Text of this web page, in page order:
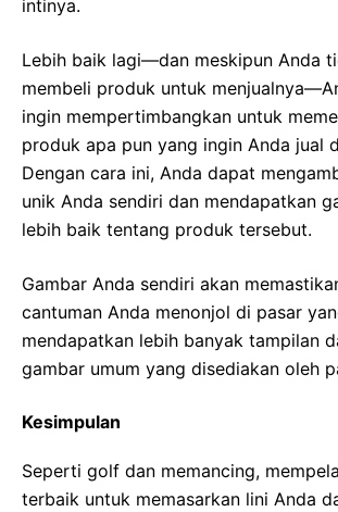
intinya.
Lebih baik lagi—dan meskipun Anda
membeli produk untuk
ingin mempertimbangkan untuk
produk apa pun yang ingin Anda jual
Dengan cara ini, Anda dapat
unik Anda sendiri dan mendapatkan
lebih baik tentang produk tersebut.
Gambar Anda sendiri akan
cantuman Anda menonjol di pasar
mendapatkan lebih banyak tampilan
gambar umum yang disediakan oleh
Kesimpulan
Seperti golf dan memancing,
terbaik untuk memasarkan lini Anda